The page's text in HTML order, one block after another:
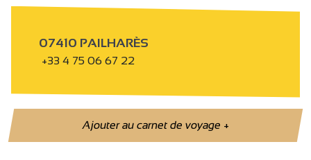
07410 PAILHARÈS
+33 4 75 06 67 22
Ajouter au carnet de voyage+